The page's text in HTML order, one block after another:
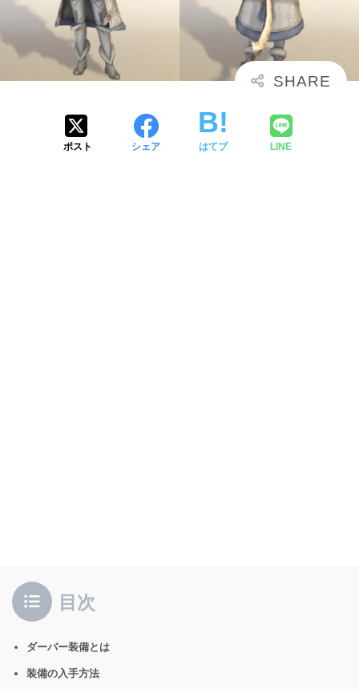
ポスト シェア はてブ LINE
目次
ダーバー装備とは
装備の入手方法